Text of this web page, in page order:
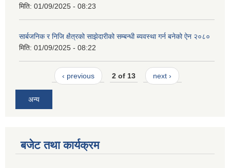
मिति: 01/09/2025 - 08:23
सार्बजनिक र निजि क्षैत्रको साझेदारीको सम्बन्धी ब्यवस्था गर्न बनेको ऐन २०८०
मिति: 01/09/2025 - 08:22
‹ previous 2 of 13 next ›
अन्य
बजेट तथा कार्यक्रम